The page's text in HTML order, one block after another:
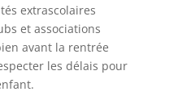
extrascolaires
et associations
avant la rentrée
les délais pour